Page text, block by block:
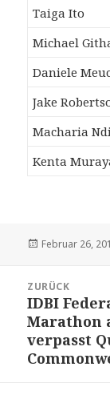
Taiga Ito
Michael
Daniele
Jake
Macharia
Kenta
Veröffentlicht
Februar 26,
Navigation
ZURÜCK
Vorheriger
Beitrag:
IDBI
Marathon
verpasst